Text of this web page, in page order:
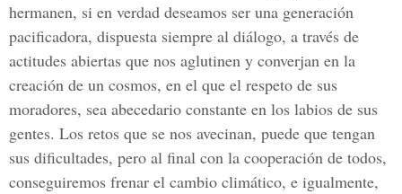
hermanen, si en verdad deseamos ser una generación
pacificadora, dispuesta siempre al diálogo, a través de
actitudes abiertas que nos aglutinen y converjan en la
creación de un cosmos, en el que el respeto de sus
moradores, sea abecedario constante en los labios de sus
gentes. Los retos que se nos avecinan, puede que tengan
sus dificultades, pero al final con la cooperación de todos,
conseguiremos frenar el cambio climático, e igualmente,